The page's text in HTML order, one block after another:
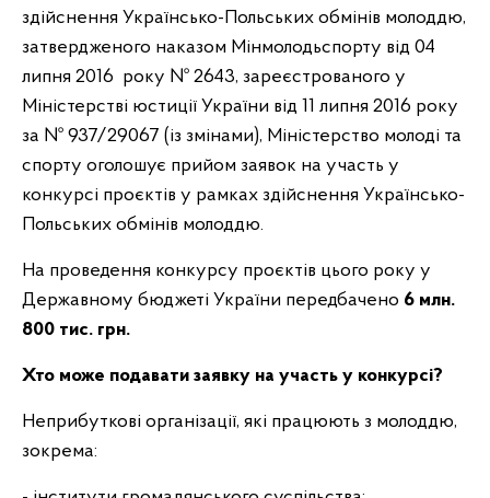
здійснення Українсько-Польських обмінів молоддю,
затвердженого наказом Мінмолодьспорту від 04
липня 2016 року № 2643, зареєстрованого у
Міністерстві юстиції України від 11 липня 2016 року
за № 937/29067 (із змінами), Міністерство молоді та
спорту оголошує прийом заявок на участь у
конкурсі проєктів у рамках здійснення Українсько-
Польських обмінів молоддю.
На проведення конкурсу проєктів цього року у
Державному бюджеті України передбачено 6 млн.
800 тис. грн.
Хто може подавати заявку на участь у конкурсі?
Неприбуткові організації, які працюють з молоддю,
зокрема: